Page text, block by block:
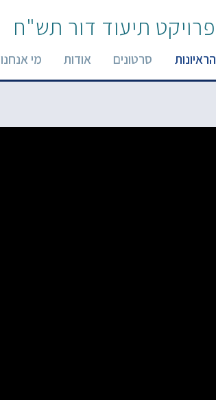
פרויקט תיעוד דור תש"ח
הראיונות סרטונים אודות מי אנחנו